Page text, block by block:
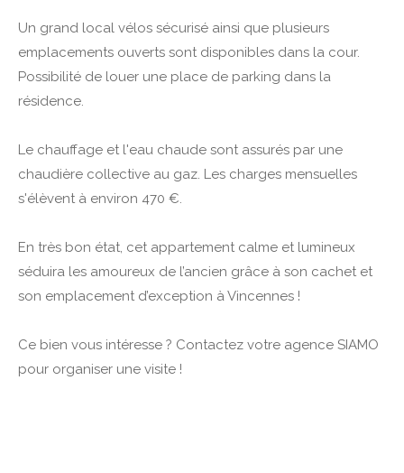
Un grand local vélos sécurisé ainsi que plusieurs
emplacements ouverts sont disponibles dans la cour.
Possibilité de louer une place de parking dans la
résidence.
Le chauffage et l'eau chaude sont assurés par une
chaudière collective au gaz. Les charges mensuelles
s'élèvent à environ 470 €.
En très bon état, cet appartement calme et lumineux
séduira les amoureux de l’ancien grâce à son cachet et
son emplacement d’exception à Vincennes !
Ce bien vous intéresse ? Contactez votre agence SIAMO
pour organiser une visite !